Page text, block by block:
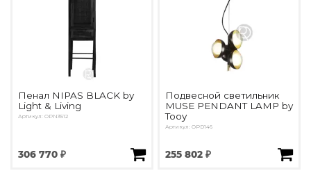
Пенал NIPAS BLACK by
Light & Living
Артикул: OPN3512
306 770 ₽
Подвесной светильник
MUSE PENDANT LAMP by
Tooy
Артикул: OPD146
255 802 ₽